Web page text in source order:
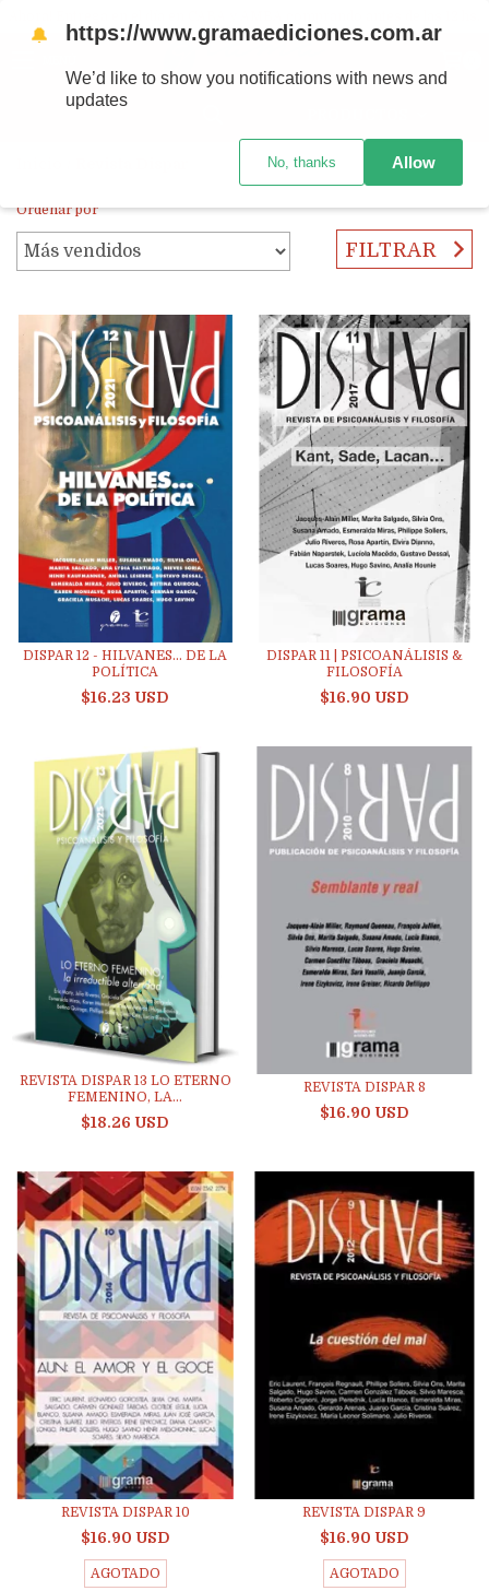
Ordenar por
FILTRAR
DISPAR 12 - HILVANES... DE LA
POLÍTICA
$16.23 USD
DISPAR 11 | PSICOANÁLISIS &
FILOSOFÍA
$16.90 USD
REVISTA DISPAR 13 LO ETERNO
FEMENINO, LA...
$18.26 USD
REVISTA DISPAR 8
$16.90 USD
REVISTA DISPAR 10
$16.90 USD
AGOTADO
REVISTA DISPAR 9
$16.90 USD
AGOTADO
🔔 https://www.gramaediciones.com.ar
We’d like to show you notifications with news and
updates
No, thanks Allow